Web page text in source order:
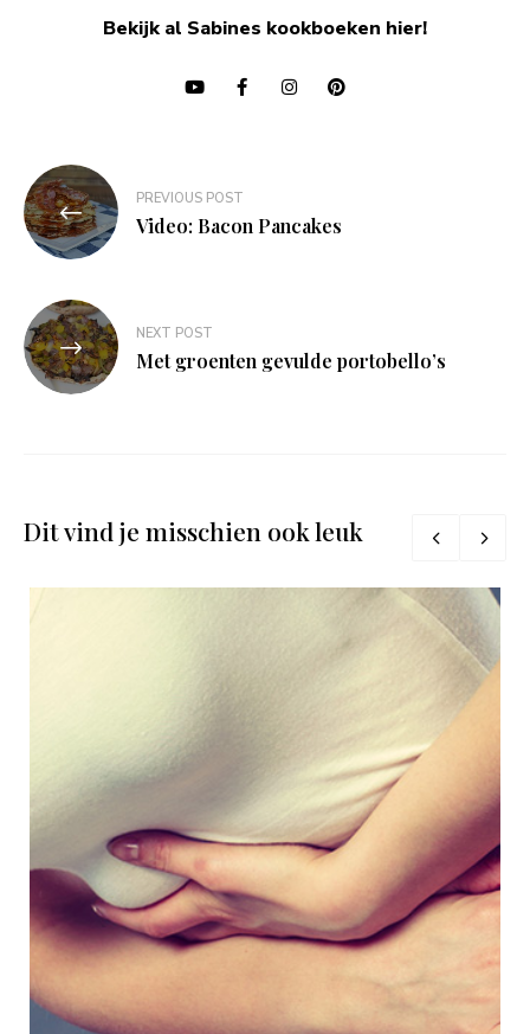
Bekijk al Sabines kookboeken hier!
Bericht
navigatie
PREVIOUS POST
Video: Bacon Pancakes
NEXT POST
Met groenten gevulde portobello’s
Dit vind je misschien ook leuk